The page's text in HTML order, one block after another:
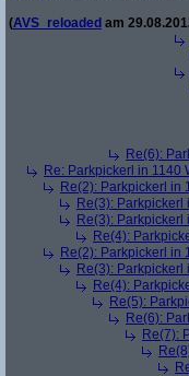
(AVS_reloaded am
Re(6):
Re: Parkpickerl in 1140
Re(2): Parkpickerl in
Re(3): Parkpickerl
Re(3): Parkpickerl
Re(4):
Re(2): Parkpickerl in
Re(3): Parkpickerl
Re(4):
Re(5):
Re(6):
Re(7):